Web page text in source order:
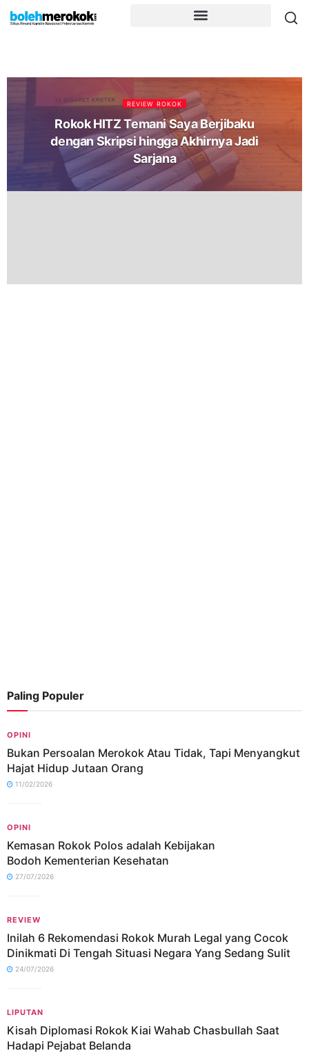
REVIEW ROKOK
Rokok HITZ Temani Saya Berjibaku
dengan Skripsi hingga Akhirnya Jadi
Sarjana
Paling Populer
OPINI
Bukan Persoalan Merokok Atau Tidak, Tapi Menyangkut
Hajat Hidup Jutaan Orang
11/02/2026
OPINI
Kemasan Rokok Polos adalah Kebijakan
Bodoh Kementerian Kesehatan
27/07/2026
REVIEW
Inilah 6 Rekomendasi Rokok Murah Legal yang Cocok
Dinikmati Di Tengah Situasi Negara Yang Sedang Sulit
24/07/2026
LIPUTAN
Kisah Diplomasi Rokok Kiai Wahab Chasbullah Saat
Hadapi Pejabat Belanda